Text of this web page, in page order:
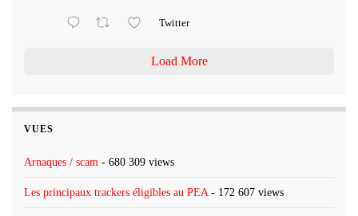
Twitter
Load More
VUES
Arnaques / scam - 680 309 views
Les principaux trackers éligibles au PEA - 172 607 views